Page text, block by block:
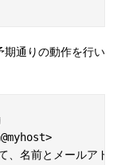
通りの動作を行い
、名前とメールアド